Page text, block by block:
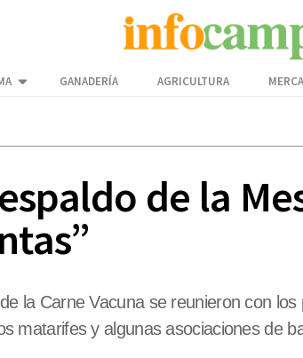
GANADERÍA AGRICULTURA
de la
la Carne Vacuna se reunieron con
matarifes y algunas asociaciones de